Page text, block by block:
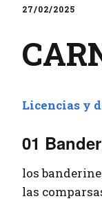
27/02/2025
Licencias y
01
los
las